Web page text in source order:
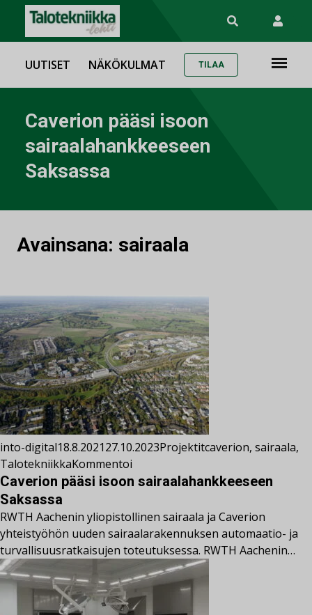
UUTISET NÄKÖKULMAT TILAA
Caverion pääsi isoon
sairaalahankkeeseen
Saksassa
Avainsana: sairaala
into-digital18.8.202127.10.2023Projektitcaverion, sairaala,
TalotekniikkaKommentoi
Caverion pääsi isoon sairaalahankkeeseen
Saksassa
RWTH Aachenin yliopistollinen sairaala ja Caverion
yhteistyöhön uuden sairaalarakennuksen automaatio- ja
turvallisuusratkaisujen toteutuksessa. RWTH Aachenin…